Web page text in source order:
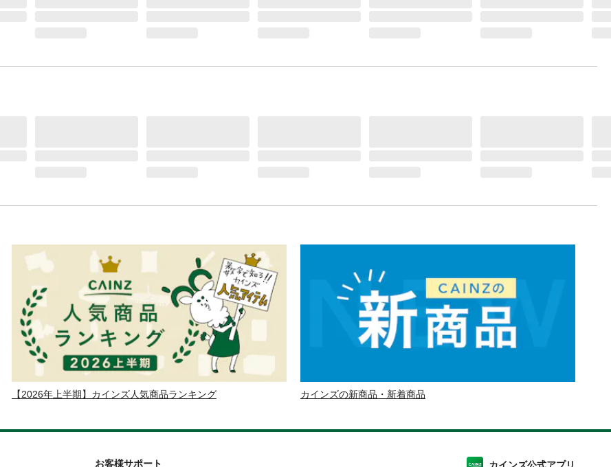
【2026年上半期】カインズ人気商品ランキング カインズの新商品・新着商品
お客様サポート カインズ公式アプリ